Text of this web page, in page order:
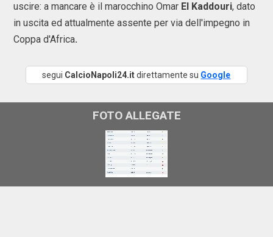
uscire: a mancare è il marocchino Omar El Kaddouri, dato
in uscita ed attualmente assente per via dell'impegno in
Coppa d'Africa.
segui CalcioNapoli24.itdirettamente su Google
FOTO ALLEGATE